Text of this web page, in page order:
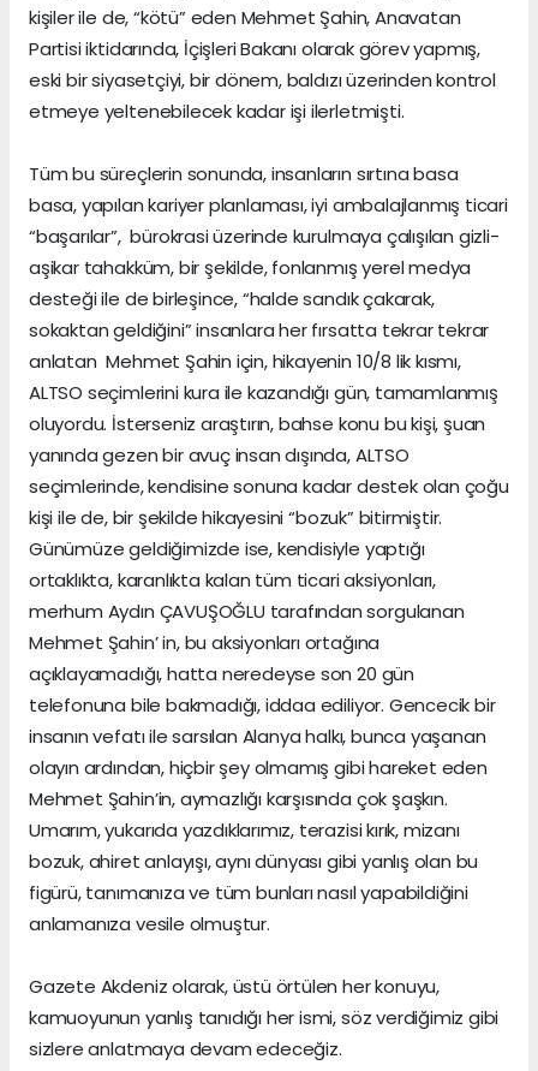
kişiler ile de, “kötü” eden Mehmet Şahin, Anavatan
Partisi iktidarında, İçişleri Bakanı olarak görev yapmış,
eski bir siyasetçiyi, bir dönem, baldızı üzerinden kontrol
etmeye yeltenebilecek kadar işi ilerletmişti.
Tüm bu süreçlerin sonunda, insanların sırtına basa
basa, yapılan kariyer planlaması, iyi ambalajlanmış ticari
“başarılar”, bürokrasi üzerinde kurulmaya çalışılan gizli-
aşikar tahakküm, bir şekilde, fonlanmış yerel medya
desteği ile de birleşince, “halde sandık çakarak,
sokaktan geldiğini” insanlara her fırsatta tekrar tekrar
anlatan Mehmet Şahin için, hikayenin 10/8 lik kısmı,
ALTSO seçimlerini kura ile kazandığı gün, tamamlanmış
oluyordu. İsterseniz araştırın, bahse konu bu kişi, şuan
yanında gezen bir avuç insan dışında, ALTSO
seçimlerinde, kendisine sonuna kadar destek olan çoğu
kişi ile de, bir şekilde hikayesini “bozuk” bitirmiştir.
Günümüze geldiğimizde ise, kendisiyle yaptığı
ortaklıkta, karanlıkta kalan tüm ticari aksiyonları,
merhum Aydın ÇAVUŞOĞLU tarafından sorgulanan
Mehmet Şahin’ in, bu aksiyonları ortağına
açıklayamadığı, hatta neredeyse son 20 gün
telefonuna bile bakmadığı, iddaa ediliyor. Gencecik bir
insanın vefatı ile sarsılan Alanya halkı, bunca yaşanan
olayın ardından, hiçbir şey olmamış gibi hareket eden
Mehmet Şahin’in, aymazlığı karşısında çok şaşkın.
Umarım, yukarıda yazdıklarımız, terazisi kırık, mizanı
bozuk, ahiret anlayışı, aynı dünyası gibi yanlış olan bu
figürü, tanımanıza ve tüm bunları nasıl yapabildiğini
anlamanıza vesile olmuştur.
Gazete Akdeniz olarak, üstü örtülen her konuyu,
kamuoyunun yanlış tanıdığı her ismi, söz verdiğimiz gibi
sizlere anlatmaya devam edeceğiz.